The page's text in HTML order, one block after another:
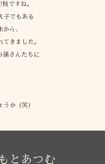
ですね。
子でもある
ら、
きました。
孫さんたちに
か（笑）
とあつむ